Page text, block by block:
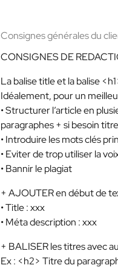
Consignes générales du
CONSIGNES DE
La balise title et la balise
Idéalement, pour un
• Structurer l’article en
paragraphes + si besoin
• Introduire les mots clés
• Eviter de trop utiliser la
• Bannir le plagiat
+ AJOUTER en début de
• Title : xxx
• Méta description : xxx
+ BALISER les titres avec
Ex : <h2> Titre du